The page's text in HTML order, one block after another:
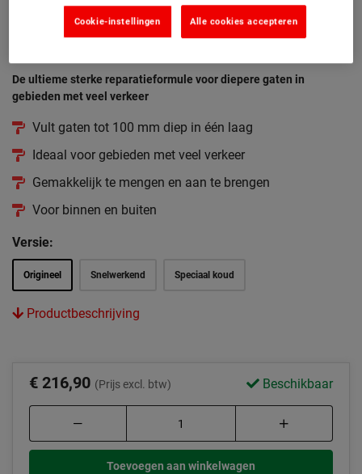
Concrex Diepvulling
De ultieme sterke reparatieformule voor diepere gaten in
gebieden met veel verkeer
Vult gaten tot 100 mm diep in één laag
Ideaal voor gebieden met veel verkeer
Gemakkelijk te mengen en aan te brengen
Voor binnen en buiten
Versie:
Origineel Snelwerkend Speciaal koud
Productbeschrijving
€ 216,90 (Prijs excl. btw) Beschikbaar
Toevoegen aan winkelwagen
Alle cookies accepteren
Cookie-instellingen